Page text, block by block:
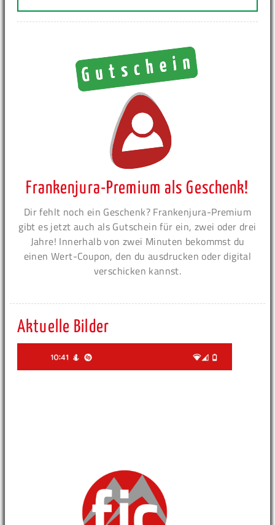
Frankenjura-Premium als Geschenk!
Dir fehlt noch ein Geschenk? Frankenjura-Premium
gibt es jetzt auch als Gutschein für ein, zwei oder drei
Jahre! Innerhalb von zwei Minuten bekommst du
einen Wert-Coupon, den du ausdrucken oder digital
verschicken kannst.
Aktuelle Bilder